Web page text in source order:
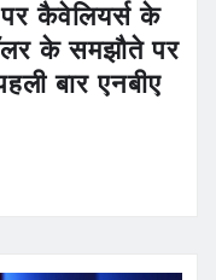
पर कैवेलियर्स के
के समझौते पर
बार एनबीए